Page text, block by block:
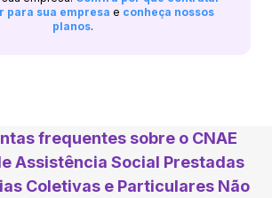
para sua empresa e conheça nossos
planos.
frequentes sobre o CNAE
Assistência Social Prestadas
Coletivas e Particulares Não